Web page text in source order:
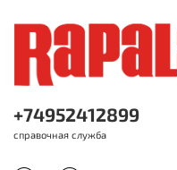
+74952412899
справочная служба